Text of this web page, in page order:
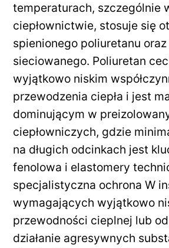
temperaturach, szczególnie
ciepłownictwie, stosuje się
spienionego poliuretanu
sieciowanego. Poliuretan
wyjątkowo niskim
przewodzenia ciepła i jest
dominującym w
ciepłowniczych, gdzie
na długich odcinkach jest
fenolowa i elastomery
specjalistyczna ochrona W
wymagających wyjątkowo
przewodności cieplnej lub
działanie agresywnych